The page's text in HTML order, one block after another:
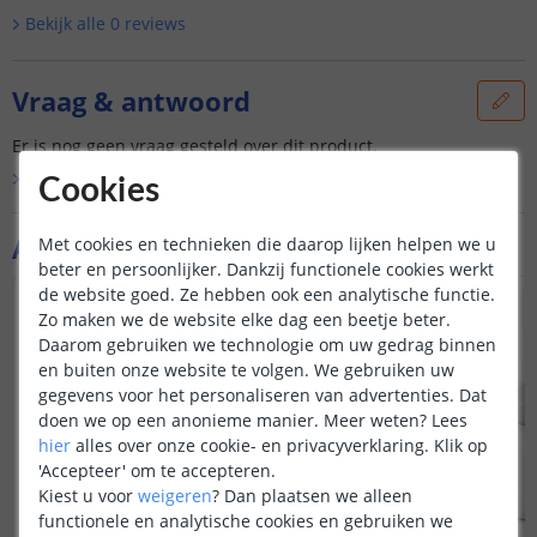
Aanvullende producten
ACTIEPRIJS
Bekijk alle 0 reviews
Vraag & antwoord
Er is nog geen vraag gesteld over dit product.
Bekijk alle Vraag & antwoord
Cookies
Met cookies en technieken die daarop lijken helpen we u
beter en persoonlijker. Dankzij functionele cookies werkt
de website goed. Ze hebben ook een analytische functie.
Zo maken we de website elke dag een beetje beter.
Daarom gebruiken we technologie om uw gedrag binnen
en buiten onze website te volgen. We gebruiken uw
gegevens voor het personaliseren van advertenties. Dat
doen we op een anonieme manier. Meer weten? Lees
hier alles over onze cookie- en privacyverklaring. Klik op
'Accepteer' om te accepteren.
Kiest u voor weigeren? Dan plaatsen we alleen
functionele en analytische cookies en gebruiken we